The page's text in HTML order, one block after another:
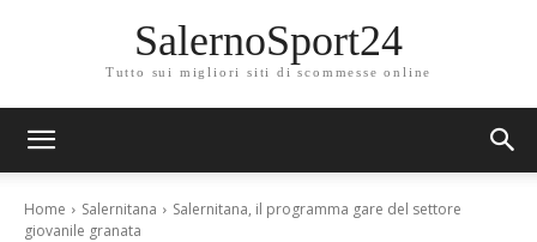
SalernoSport24
Tutto sui migliori siti di scommesse online
Home Salernitana
Salernitana, il programma gare del settore
giovanile granata